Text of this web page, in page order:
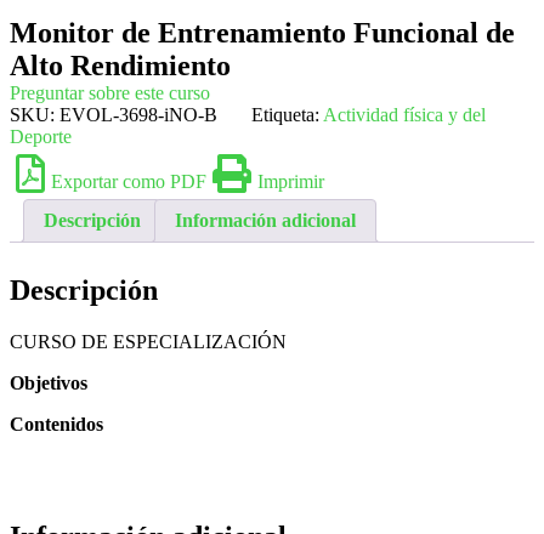
Monitor de Entrenamiento Funcional de
Alto Rendimiento
Preguntar sobre este curso
SKU: EVOL-3698-iNO-B Etiqueta: Actividad física y del
Deporte
Exportar como PDF
Imprimir
Descripción
Información adicional
Descripción
CURSO DE ESPECIALIZACIÓN
Objetivos
Contenidos